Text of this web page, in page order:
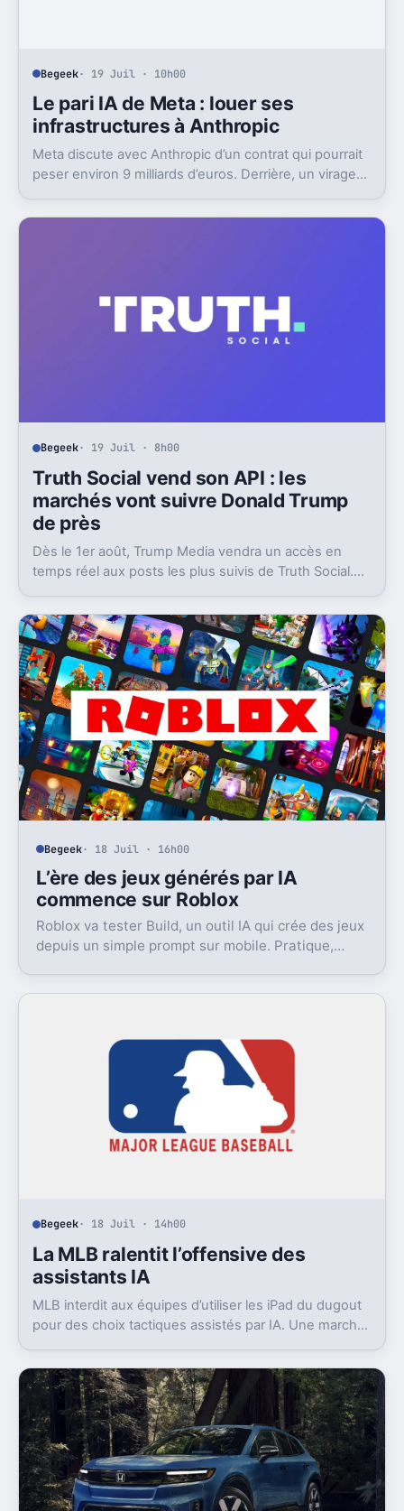
Begeek· 19 Juil · 10h00
Le pari IA de Meta : louer ses
infrastructures à Anthropic
Meta discute avec Anthropic d’un contrat qui pourrait
peser environ 9 milliards d’euros. Derrière, un virage
Begeek· 19 Juil · 8h00
Truth Social vend son API : les
marchés vont suivre Donald Trump
de près
Dès le 1er août, Trump Media vendra un accès en
temps réel aux posts les plus suivis de Truth Social.
Begeek· 18 Juil · 16h00
L’ère des jeux générés par IA
commence sur Roblox
Roblox va tester Build, un outil IA qui crée des jeux
depuis un simple prompt sur mobile. Pratique,
Begeek· 18 Juil · 14h00
La MLB ralentit l’offensive des
assistants IA
MLB interdit aux équipes d’utiliser les iPad du dugout
pour des choix tactiques assistés par IA. Une marche